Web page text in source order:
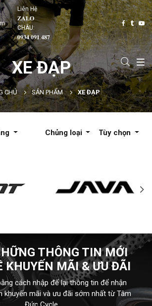
Liên Hệ
𝐙𝐀𝐋𝐎
CHÂU:
𝟎𝟗𝟑𝟒.𝟎𝟗𝟏.𝟒𝟖𝟕
XE ĐẠP
CHỦ SẢN PHẨM XE ĐẠP
Chủng loại Tùy chọn
THÔNG TIN MỚI
KHUYẾN MÃI & ƯU ĐÃI
cách nhập để lại thông tin để nhận
khuyến mãi và ưu đãi sớm nhất từ Tâm